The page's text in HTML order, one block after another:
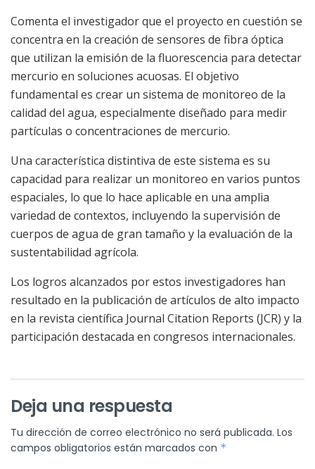
Comenta el investigadorque el proyecto en cuestión se
concentra en la creación de sensores de fibra óptica
que utilizan la emisión de la fluorescencia para detectar
mercurio en soluciones acuosas. El objetivo
fundamental es crear un sistema de monitoreo de la
calidad del agua, especialmente diseñado para medir
partículas o concentraciones de mercurio.
Una característica distintiva de este sistema es su
capacidad para realizar un monitoreo en varios puntos
espaciales, lo que lo hace aplicable en una amplia
variedad de contextos, incluyendo la supervisión de
cuerpos de agua de gran tamaño y la evaluación de la
sustentabilidad agrícola.
Los logros alcanzados por estos investigadores han
resultado en la publicación de artículos de alto impacto
en la revista científica Journal Citation Reports (JCR) y la
participación destacada en congresos internacionales.
Deja una respuesta
Tu dirección de correo electrónico no será publicada. Los
campos obligatorios están marcados con *